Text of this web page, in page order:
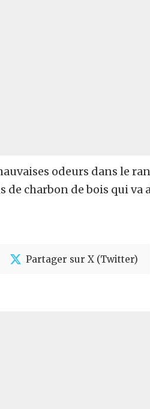
odeurs dans le
charbon de bois qui va
Partager sur X (Twitter)